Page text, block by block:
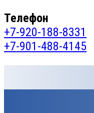
Телефон
+7-920-188-8331
+7-901-488-4145